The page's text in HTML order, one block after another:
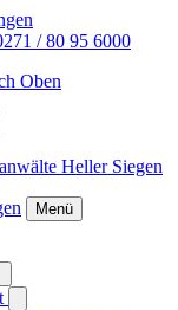
/ 80 95 6000
Menü